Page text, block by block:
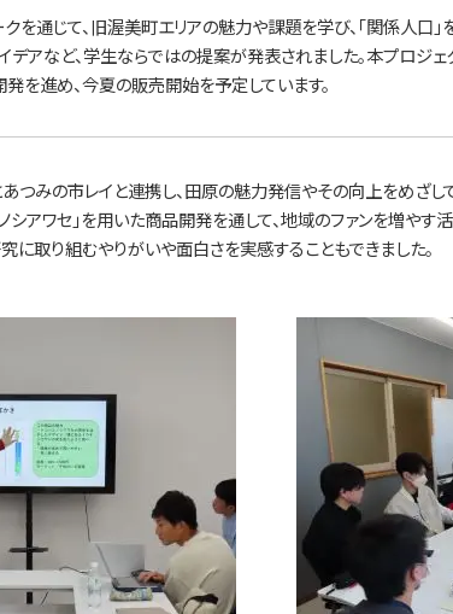
を通じて、旧渥美町エリアの魅力や課題を学び、「関係人
デアなど、学生ならではの提案が発表されました。本プロ
を進め、今夏の販売開始を予定しています。
みの市レイと連携し、田原の魅力発信やその向上をめざし
シアワセ」を用いた商品開発を通して、地域のファンを増や
に取り組むやりがいや面白さを実感することもできました。